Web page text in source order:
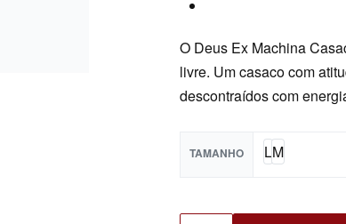
O Deus Ex Machina
livre. Um casaco com
descontraídos com
TAMANHO LM